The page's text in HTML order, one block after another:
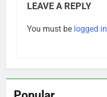
LEAVE A REPLY
You must be logged in